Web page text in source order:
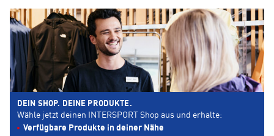
DEIN SHOP. DEINE PRODUKTE.
Wähle jetzt deinen INTERSPORT Shop aus und erhalte:
Verfügbare Produkte in deiner Nähe